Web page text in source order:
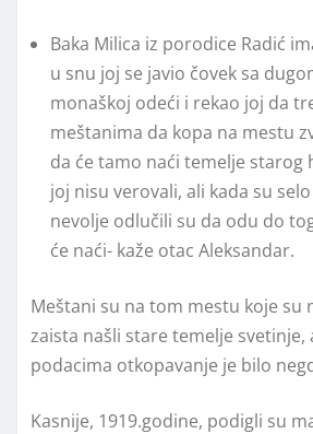
Baka Milica iz porodice Radić
u snu joj se javio čovek sa
monaškoj odeći i rekao joj da
meštanima da kopa na mestu
da će tamo naći temelje starog
joj nisu verovali, ali kada su
nevolje odlučili su da odu do
će naći- kaže otac Aleksandar.
Meštani su na tom mestu koje su
zaista našli stare temelje svetinje,
podacima otkopavanje je bilo
Kasnije, 1919.godine, podigli su